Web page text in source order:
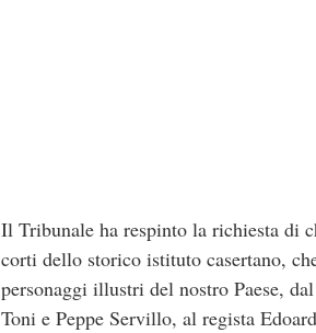
Il Tribunale ha respinto la richiesta di
corti dello storico istituto casertano,
personaggi illustri del nostro Paese,
Toni e Peppe Servillo, al regista